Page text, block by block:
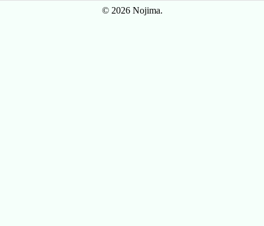
© 2026 Nojima.